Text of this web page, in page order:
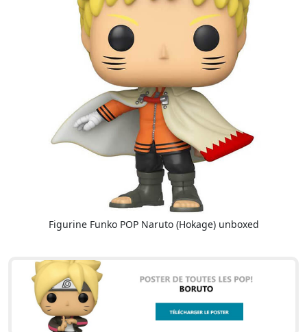
Figurine Funko POP Naruto (Hokage) unboxed